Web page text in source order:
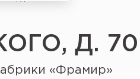
Д. 70
«Фрамир»